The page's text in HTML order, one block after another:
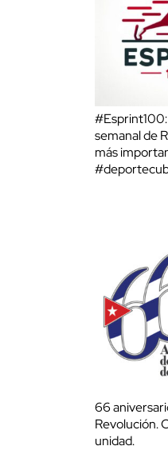
semanal de
más
66
Revolución.
unidad.